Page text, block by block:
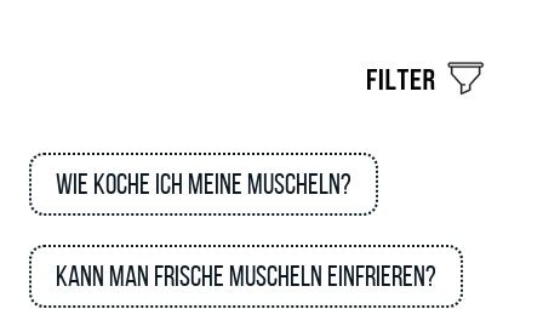
Wie koche ich meine Muscheln?
Kann man frische Muscheln einfrieren?